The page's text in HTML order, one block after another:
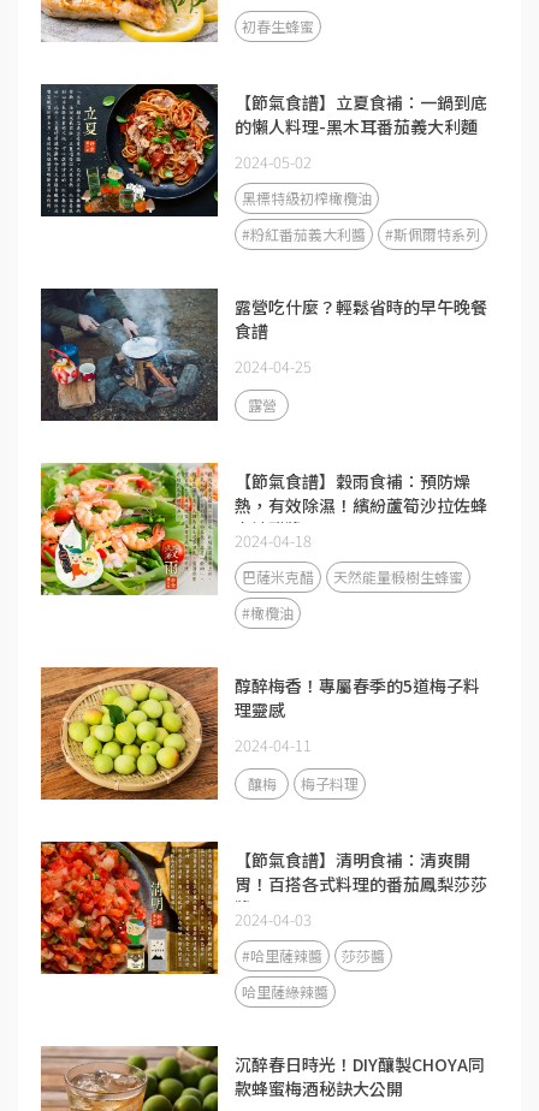
初春生蜂蜜
【節氣食譜】立夏食補：一鍋到底
的懶人料理-黑木耳番茄義大利麵
2024-05-02
黑標特級初榨橄欖油
#粉紅番茄義大利醬
#斯佩爾特系列
露營吃什麼？輕鬆省時的早午晚餐
食譜
2024-04-25
露營
【節氣食譜】穀雨食補：預防燥
熱，有效除濕！繽紛蘆筍沙拉佐蜂
蜜油醋醬
2024-04-18
巴薩米克醋
天然能量椴樹生蜂蜜
#橄欖油
醇醉梅香！專屬春季的5道梅子料
理靈感
2024-04-11
釀梅 梅子料理
【節氣食譜】清明食補：清爽開
胃！百搭各式料理的番茄鳳梨莎莎
醬
2024-04-03
#哈里薩辣醬
莎莎醬
哈里薩綠辣醬
沉醉春日時光！DIY釀製CHOYA同
款蜂蜜梅酒秘訣大公開